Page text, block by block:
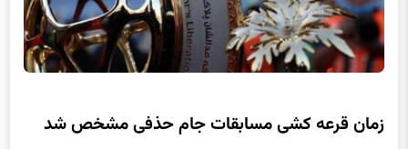
زمان قرعه کشی مسابقات جام حذفی مشخص شد